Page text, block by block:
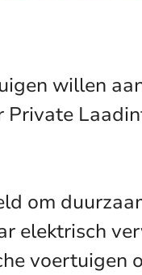
willen
om
elektrisch
voertuigen